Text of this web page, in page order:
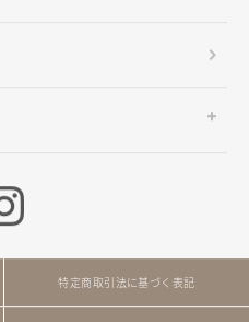
特定商取引法に基づく表記